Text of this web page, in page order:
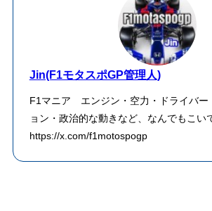
Jin(F1モタスポGP管理人)
F1マニア エンジン・空力・ドライバー
ョン・政治的な動きなど、なんでもこい
https://x.com/f1motospogp